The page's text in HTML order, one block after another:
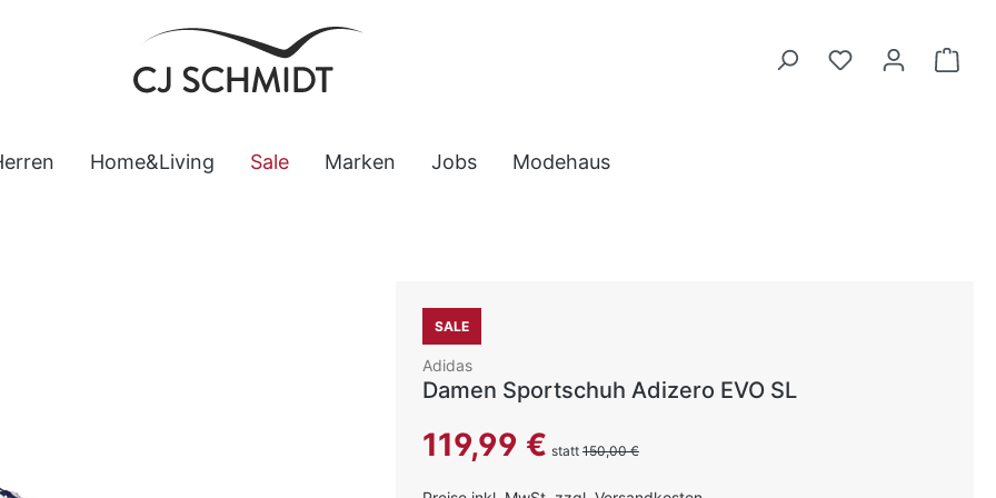
Home&Living Sale Marken Jobs Modehaus
SALE
Adidas
Damen Sportschuh Adizero EVO SL
Verkaufspreis:
119,99 € statt 150,00 €